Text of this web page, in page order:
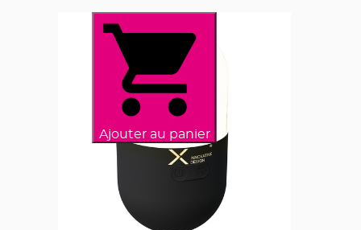
Ajouter au panier